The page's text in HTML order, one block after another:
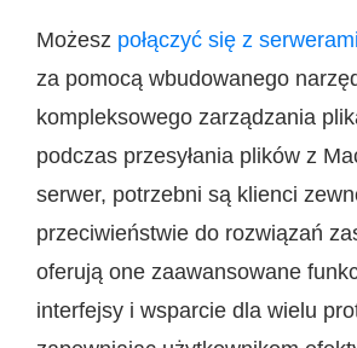
Możesz połączyć się z
za pomocą wbudowanego
kompleksowego zarządzania
podczas przesyłania plików z
serwer, potrzebni są klienci
przeciwieństwie do rozwiązań
oferują one zaawansowane
interfejsy i wsparcie dla wielu